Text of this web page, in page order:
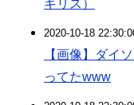
ギリス）
2020-10-18
【画像】ダイ
ってたwww